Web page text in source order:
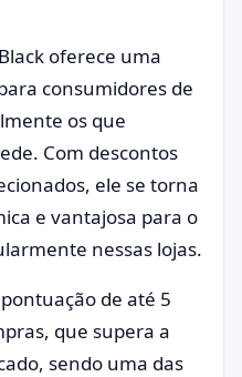
oferece uma
consumidores de
os que
Com descontos
ele se torna
e vantajosa para o
nessas lojas.
de até 5
que supera a
sendo uma das